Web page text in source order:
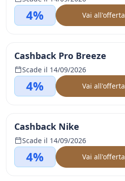
4% Vai all'offerta
Cashback Pro Breeze
Scade il 14/09/2026
4% Vai all'offerta
Cashback Nike
Scade il 14/09/2026
4% Vai all'offerta